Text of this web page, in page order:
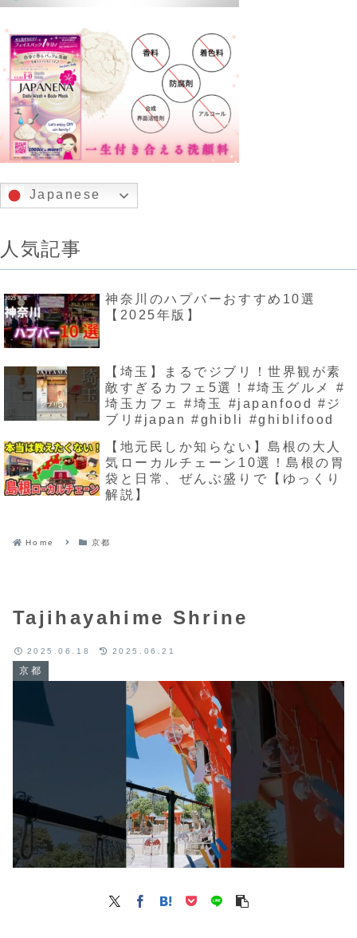
Japanese
人気記事
神奈川のハプバーおすすめ10選
【2025年版】
【埼玉】まるでジブリ！世界観が素
敵すぎるカフェ5選！#埼玉グルメ #
埼玉カフェ #埼玉 #japanfood #ジ
ブリ#japan #ghibli #ghiblifood
【地元民しか知らない】島根の大人
気ローカルチェーン10選！島根の胃
袋と日常、ぜんぶ盛りで【ゆっくり
解説】
Home 京都
Tajihayahime Shrine
京都
2025.06.18 2025.06.21